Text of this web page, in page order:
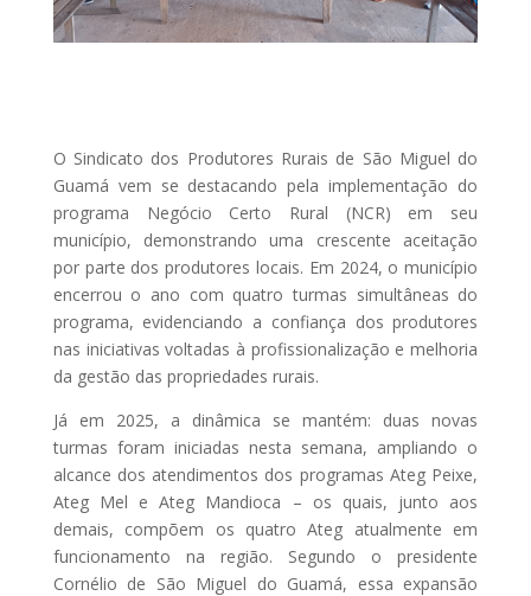
O Sindicato dos Produtores Rurais de São Miguel do
Guamá vem se destacando pela implementação do
programa Negócio Certo Rural (NCR) em seu
município, demonstrando uma crescente aceitação
por parte dos produtores locais. Em 2024, o município
encerrou o ano com quatro turmas simultâneas do
programa, evidenciando a confiança dos produtores
nas iniciativas voltadas à profissionalização e melhoria
da gestão das propriedades rurais.
Já em 2025, a dinâmica se mantém: duas novas
turmas foram iniciadas nesta semana, ampliando o
alcance dos atendimentos dos programas Ateg Peixe,
Ateg Mel e Ateg Mandioca – os quais, junto aos
demais, compõem os quatro Ateg atualmente em
funcionamento na região. Segundo o presidente
Cornélio de São Miguel do Guamá, essa expansão